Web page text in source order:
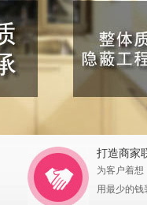
打造商家
为客户着想
用最少的钱